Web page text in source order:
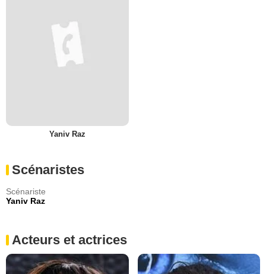
Yaniv Raz
Scénaristes
Scénariste
Yaniv Raz
Acteurs et actrices